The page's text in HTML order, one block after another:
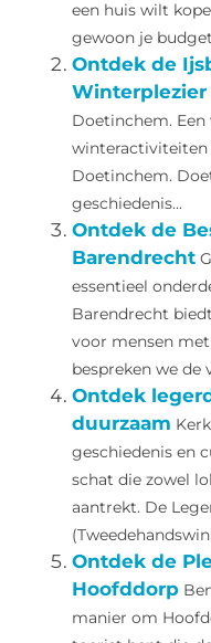
een huis wilt
gewoon je
Ontdek de
Winterplezier
Doetinchem.
winteractiviteiten
Doetinchem.
geschiedenis...
Ontdek de
Barendrecht
essentieel
Barendrecht
voor mensen
bespreken we de
Ontdek
duurzaam
geschiedenis en
schat die zowel
aantrekt. De
Ontdek de
Hoofddorp
manier om